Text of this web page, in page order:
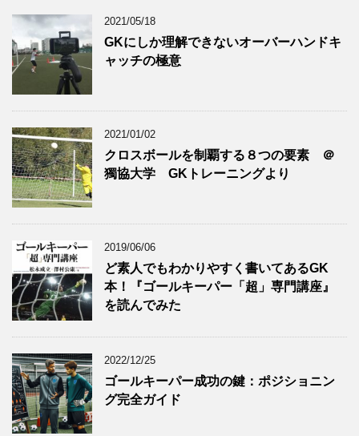
2021/05/18
GKにしか理解できないオーバーハンドキ
ャッチの極意
2021/01/02
クロスボールを制覇する８つの要素 ＠
獨協大学 GKトレーニングより
2019/06/06
ど素人でもわかりやすく書いてあるGK
本！『ゴールキーパー「超」専門講座』
を読んでみた
2022/12/25
ゴールキーパー成功の鍵：ポジショニン
グ完全ガイド